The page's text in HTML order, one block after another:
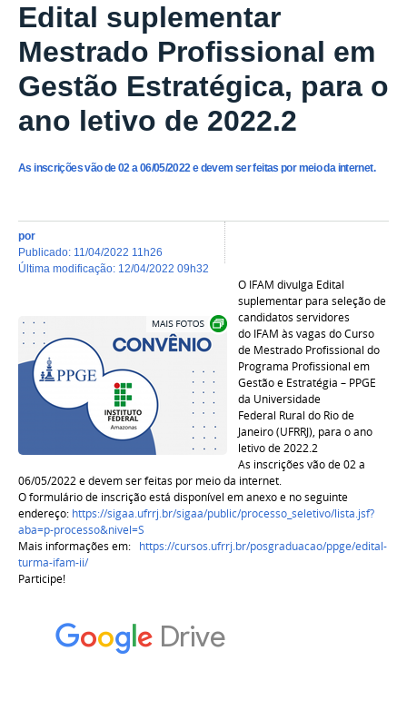
Edital suplementar
Mestrado Profissional em
Gestão Estratégica, para o
ano letivo de 2022.2
As inscrições vão de 02 a 06/05/2022 e devem ser feitas por meio da internet.
por
publicado: 11/04/2022 11h26
última modificação: 12/04/2022 09h32
Show image carousel
O IFAM divulga Edital
suplementar para seleção de
candidatos servidores
do IFAM às vagas do Curso
de Mestrado Profissional do
Programa Profissional em
Gestão e Estratégia – PPGE
da Universidade
Federal Rural do Rio de
Janeiro (UFRRJ), para o ano
letivo de 2022.2
As inscrições vão de 02 a
06/05/2022 e devem ser feitas por meio da internet.
O formulário de inscrição está disponível em anexo e no seguinte
endereço: https://sigaa.ufrrj.br/sigaa/public/processo_seletivo/lista.jsf?
aba=p-processo&nivel=S
Mais informações em: https://cursos.ufrrj.br/posgraduacao/ppge/edital-
turma-ifam-ii/
Participe!